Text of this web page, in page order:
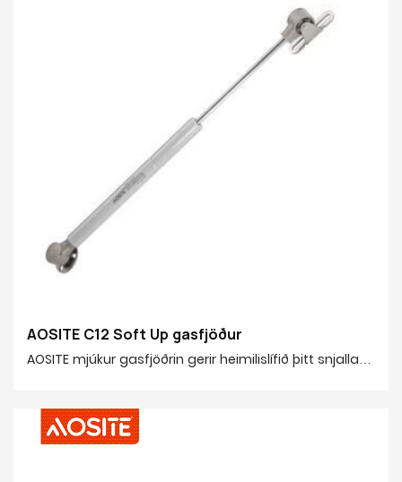
opnast hurðin sjálfkrafa með því að ýta rólega á, sem
sparar þér tíma og fyrirhöfn. Vökvahönnun niður á við
hægir í raun á niðurleið hurðarinnar, kemur í veg fyrir
skyndilega lokun og hugsanlega öryggishættu, en
AOSITE C12 Soft Up gasfjöður
AOSITE mjúkur gasfjöðrin gerir heimilislífið þitt snjallara
úrvalsstáli, POM og 20# frágangsröri, sem veitir
öflugan stuðningskraft upp á 20N-150N, hentugur fyrir